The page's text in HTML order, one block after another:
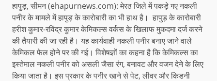
हापुड़, सीमन (ehapurnews.com): मेरठ जिले में पकड़े गए नकली
पनीर के मामले में हापुड़ के कारोबारी का भी हाथ है। हापुड़ के कारोबारी
हरीश कुमार-रविंद्र कुमार केमिकल्स वर्कस के खिलाफ मुकदमा दर्ज करने
की तैयारी की जा रही है। यह कार्यवाही नकली पनीर बनाए जाने वाले
केमिकल फेल होने पर की गई। विशेषज्ञों का कहना है कि केमिकल्स का
इस्तेमाल नकली पनीर को असली जैसा रंग, बनावट और वजन देने के लिए
किया जाता है। इस प्रकार के पनीर खाने से पेट, लीवर और किडनी